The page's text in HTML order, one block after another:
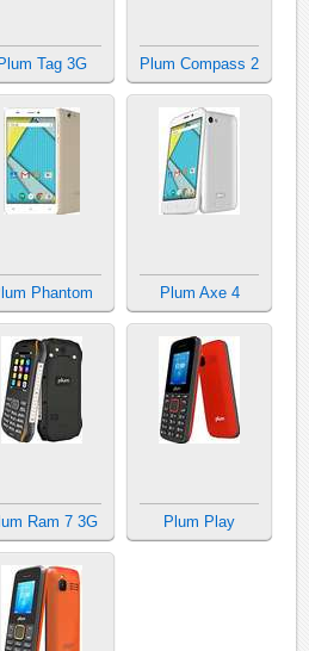
Plum Tag 3G Plum Compass 2
Phantom Plum Axe 4
Ram 7 3G Plum Play